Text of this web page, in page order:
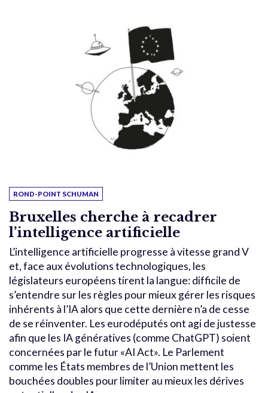
ROND-POINT SCHUMAN
Bruxelles cherche à recadrer
l’intelligence artificielle
L’intelligence artificielle progresse à vitesse grand V
et, face aux évolutions technologiques, les
législateurs européens tirent la langue: difficile de
s’entendre sur les règles pour mieux gérer les risques
inhérents à l’IA alors que cette dernière n’a de cesse
de se réinventer. Les eurodéputés ont agi de justesse
afin que les IA génératives (comme ChatGPT) soient
concernées par le futur «AI Act». Le Parlement
comme les États membres de l’Union mettent les
bouchées doubles pour limiter au mieux les dérives